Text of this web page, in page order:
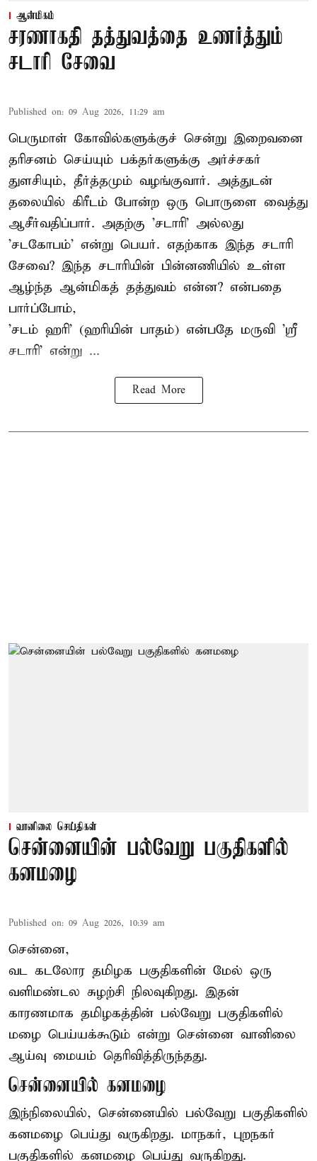
ஆன்மிகம்
சரணாகதி தத்துவத்தை உணர்த்தும்
சடாரி சேவை
Published on: 09 Aug 2026, 11:29 am
பெருமாள் கோவில்களுக்குச் சென்று இறைவனை
தரிசனம் செய்யும் பக்தர்களுக்கு அர்ச்சகர்
துளசியும், தீர்த்தமும் வழங்குவார். அத்துடன்
தலையில் கிரீடம் போன்ற ஒரு பொருளை வைத்து
ஆசீர்வதிப்பார். அதற்கு 'சடாரி' அல்லது
'சடகோபம்' என்று பெயர். எதற்காக இந்த சடாரி
சேவை? இந்த சடாரியின் பின்னணியில் உள்ள
ஆழ்ந்த ஆன்மிகத் தத்துவம் என்ன? என்பதை
பார்ப்போம்,
'சடம் ஹரி' (ஹரியின் பாதம்) என்பதே மருவி 'ஸ்ரீ
சடாரி' என்று ...
Read More
வானிலை செய்திகள்
சென்னையின் பல்வேறு பகுதிகளில்
கனமழை
Published on: 09 Aug 2026, 10:39 am
சென்னை,
வட கடலோர தமிழக பகுதிகளின் மேல் ஒரு
வளிமண்டல சுழற்சி நிலவுகிறது. இதன்
காரணமாக தமிழகத்தின் பல்வேறு பகுதிகளில்
மழை பெய்யக்கூடும் என்று சென்னை வானிலை
ஆய்வு மையம் தெரிவித்திருந்தது.
சென்னையில் கனமழை
இந்நிலையில், சென்னையில் பல்வேறு பகுதிகளில்
கனமழை பெய்து வருகிறது. மாநகர், புறநகர்
பகுதிகளில் கனமழை பெய்து வருகிறது.